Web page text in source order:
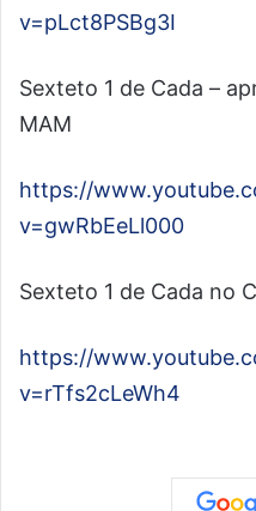
v=pLct8PSBg3I
Sexteto 1 de Cada –
MAM
https://
v=gwRbEeLl000
Sexteto 1 de Cada no
https://
v=rTfs2cLeWh4